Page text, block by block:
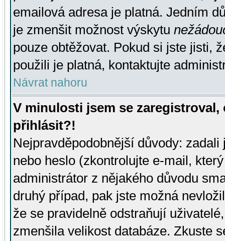
emailová adresa je platná. Jedním
je zmenšit možnost výskytu
pouze obtěžovat. Pokud si jste jisti,
použili je platná, kontaktujte
Návrat nahoru
V minulosti jsem se
přihlásit?!
Nejpravděpodobnější důvody:
nebo heslo (zkontrolujte e-mail,
administrátor z nějakého důvodu
druhý případ, pak jste možná
že se pravidelně odstraňují
zmenšila velikost databáze. Zkuste